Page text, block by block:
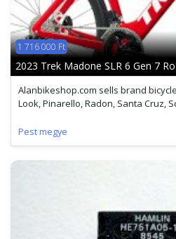
1 716 000 Ft
2023 Trek Madone SLR 6 Gen 7
Alanbikeshop.com sells brand
Look, Pinarello, Radon, Santa Cruz,
Pest megye